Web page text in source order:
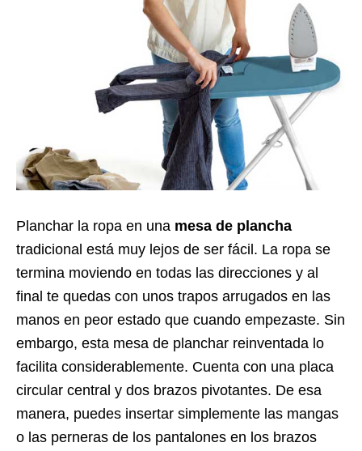
Planchar la ropa en una mesa de plancha
tradicional está muy lejos de ser fácil. La ropa se
termina moviendo en todas las direcciones y al
final te quedas con unos trapos arrugados en las
manos en peor estado que cuando empezaste. Sin
embargo, esta mesa de planchar reinventada lo
facilita considerablemente. Cuenta con una placa
circular central y dos brazos pivotantes. De esa
manera, puedes insertar simplemente las mangas
o las perneras de los pantalones en los brazos